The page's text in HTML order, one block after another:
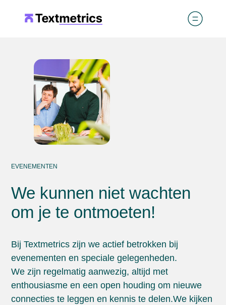
EVENEMENTEN
We kunnen niet wachten
om je te ontmoeten!
Bij Textmetrics zijn we actief betrokken bij
evenementen en speciale gelegenheden.
We zijn regelmatig aanwezig, altijd met
enthousiasme en een open houding om nieuwe
connecties te leggen en kennis te delen.We kijken